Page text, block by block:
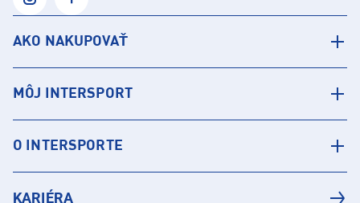
AKO NAKUPOVAŤ
MÔJ INTERSPORT
O INTERSPORTE
KARIÉRA